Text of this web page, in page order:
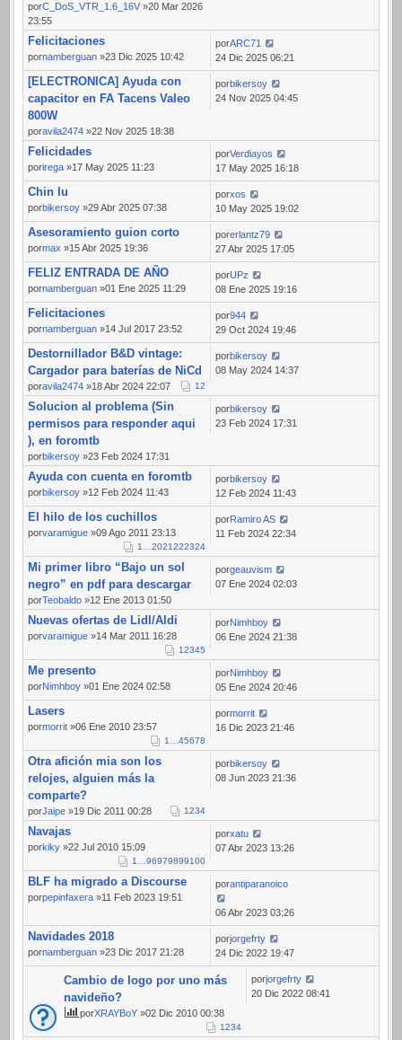
porC_DoS_VTR_1.6_16V »20 Mar 2026
23:55
Felicitaciones
pornamberguan »23 Dic 2025 10:42
porARC71
24 Dic 2025 06:21
[ELECTRONICA] Ayuda con
capacitor en FA Tacens Valeo
800W
poravila2474 »22 Nov 2025 18:38
porbikersoy
24 Nov 2025 04:45
Felicidades
porirega »17 May 2025 11:23
porVerdiayos
17 May 2025 16:18
Chin lu
porbikersoy »29 Abr 2025 07:38
porxos
10 May 2025 19:02
Asesoramiento guion corto
pormax »15 Abr 2025 19:36
porerlantz79
27 Abr 2025 17:05
FELIZ ENTRADA DE AÑO
pornamberguan »01 Ene 2025 11:29
porUPz
08 Ene 2025 19:16
Felicitaciones
pornamberguan »14 Jul 2017 23:52
por944
29 Oct 2024 19:46
Destornillador B&D vintage:
Cargador para baterías de NiCd
poravila2474 »18 Abr 2024 22:07 12
porbikersoy
08 May 2024 14:37
Solucion al problema (Sin
permisos para responder aqui
), en foromtb
porbikersoy »23 Feb 2024 17:31
porbikersoy
23 Feb 2024 17:31
Ayuda con cuenta en foromtb
porbikersoy »12 Feb 2024 11:43
porbikersoy
12 Feb 2024 11:43
El hilo de los cuchillos
porvaramigue »09 Ago 2011 23:13
1 2021222324
porRamiro AS
11 Feb 2024 22:34
Mi primer libro “Bajo un sol
negro” en pdf para descargar
porTeobaldo »12 Ene 2013 01:50
porgeauvism
07 Ene 2024 02:03
Nuevas ofertas de Lidl/Aldi
porvaramigue »14 Mar 2011 16:28
12345
porNimhboy
06 Ene 2024 21:38
Me presento
porNimhboy »01 Ene 2024 02:58
porNimhboy
05 Ene 2024 20:46
Lasers
pormorrit »06 Ene 2010 23:57
1 45678
pormorrit
16 Dic 2023 21:46
Otra afición mia son los
relojes, alguien más la
comparte?
porJaipe »19 Dic 2011 00:28 1234
porbikersoy
08 Jun 2023 21:36
Navajas
porkiky »22 Jul 2010 15:09
1 96979899100
porxatu
07 Abr 2023 13:26
BLF ha migrado a Discourse
porpepinfaxera »11 Feb 2023 19:51
porantiparanoico
06 Abr 2023 03:26
Navidades 2018
pornamberguan »23 Dic 2017 21:28
porjorgefrty
24 Dic 2022 19:47
Cambio de logo por uno más
navideño?
porXRAYBoY »02 Dic 2010 00:38
1234
porjorgefrty
20 Dic 2022 08:41